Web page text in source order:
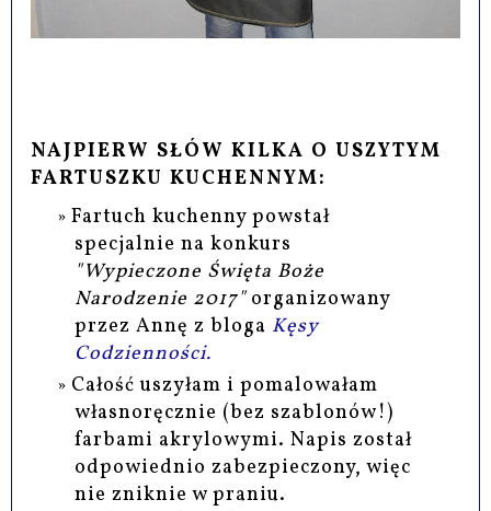
NAJPIERW SŁÓW KILKA O USZYTYM
FARTUSZKU KUCHENNYM:
Fartuch kuchenny powstał
specjalnie na konkurs
"Wypieczone Święta Boże
Narodzenie 2017"organizowany
przez Annę z bloga Kęsy
Codzienności.
Całość uszyłam i pomalowałam
własnoręcznie (bez szablonów!)
farbami akrylowymi. Napis został
odpowiednio zabezpieczony, więc
nie zniknie w praniu.